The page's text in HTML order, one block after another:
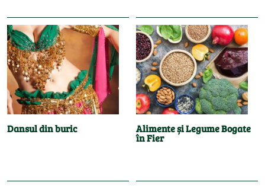
Dansul din buric Alimente și Legume Bogate
în Fier